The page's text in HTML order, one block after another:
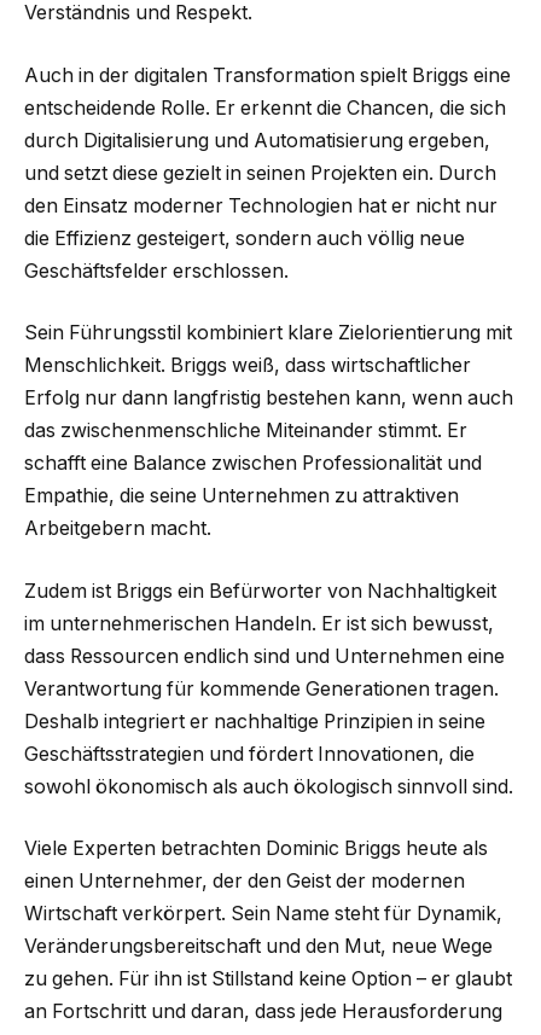
Verständnis und Respekt.
Auch in der digitalen Transformation spielt Briggs eine
entscheidende Rolle. Er erkennt die Chancen, die sich
durch Digitalisierung und Automatisierung ergeben,
und setzt diese gezielt in seinen Projekten ein. Durch
den Einsatz moderner Technologien hat er nicht nur
die Effizienz gesteigert, sondern auch völlig neue
Geschäftsfelder erschlossen.
Sein Führungsstil kombiniert klare Zielorientierung mit
Menschlichkeit. Briggs weiß, dass wirtschaftlicher
Erfolg nur dann langfristig bestehen kann, wenn auch
das zwischenmenschliche Miteinander stimmt. Er
schafft eine Balance zwischen Professionalität und
Empathie, die seine Unternehmen zu attraktiven
Arbeitgebern macht.
Zudem ist Briggs ein Befürworter von Nachhaltigkeit
im unternehmerischen Handeln. Er ist sich bewusst,
dass Ressourcen endlich sind und Unternehmen eine
Verantwortung für kommende Generationen tragen.
Deshalb integriert er nachhaltige Prinzipien in seine
Geschäftsstrategien und fördert Innovationen, die
sowohl ökonomisch als auch ökologisch sinnvoll sind.
Viele Experten betrachten Dominic Briggs heute als
einen Unternehmer, der den Geist der modernen
Wirtschaft verkörpert. Sein Name steht für Dynamik,
Veränderungsbereitschaft und den Mut, neue Wege
zu gehen. Für ihn ist Stillstand keine Option – er glaubt
an Fortschritt und daran, dass jede Herausforderung